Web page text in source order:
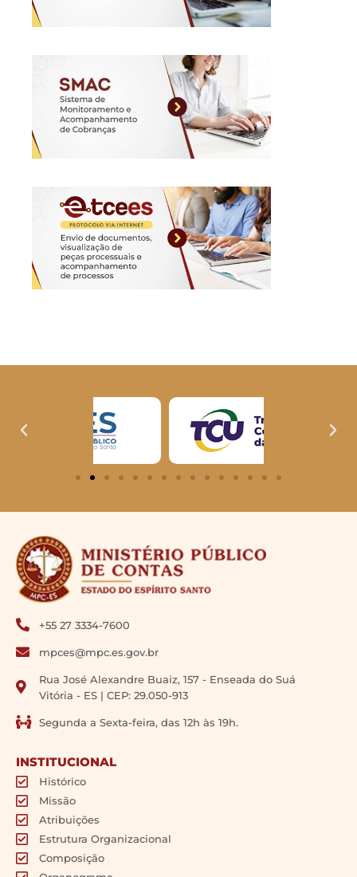
+55 27 3334-7600
mpces@mpc.es.gov.br
Rua José Alexandre Buaiz, 157 - Enseada do Suá
Vitória - ES | CEP: 29.050-913
Segunda a Sexta-feira, das 12h às 19h.
INSTITUCIONAL
Histórico
Missão
Atribuições
Estrutura Organizacional
Composição